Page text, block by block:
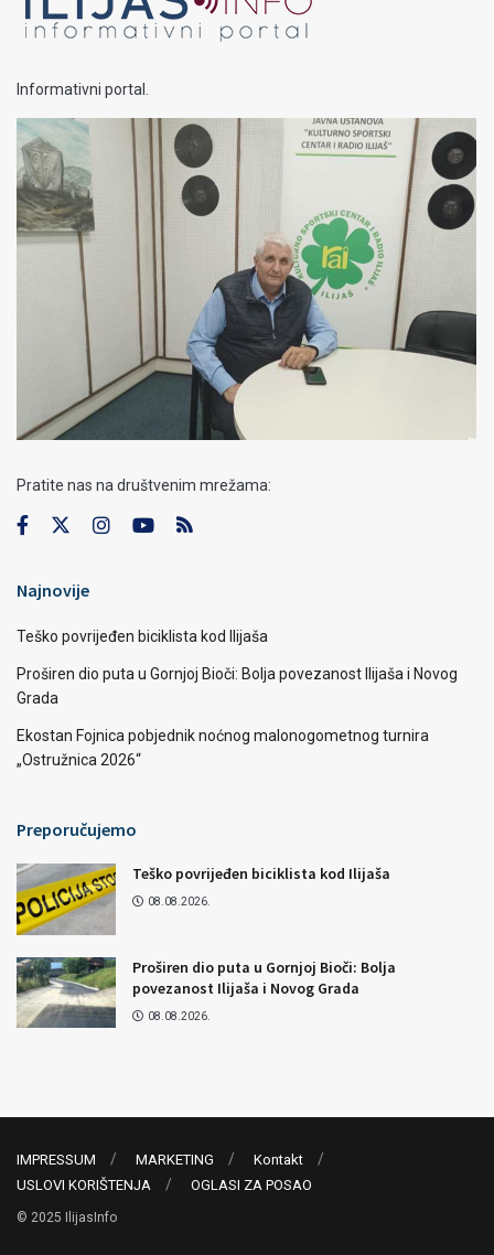
Informativni portal.
Pratite nas na društvenim mrežama:
Najnovije
Teško povrijeđen biciklista kod Ilijaša
Proširen dio puta u Gornjoj Bioči: Bolja povezanost Ilijaša i Novog
Grada
Ekostan Fojnica pobjednik noćnog malonogometnog turnira
„Ostružnica 2026“
Preporučujemo
Teško povrijeđen biciklista kod Ilijaša
08.08.2026.
Proširen dio puta u Gornjoj Bioči: Bolja
povezanost Ilijaša i Novog Grada
08.08.2026.
IMPRESSUM MARKETING
Kontakt
USLOVI KORIŠTENJA
OGLASI ZA POSAO
© 2025 IlijasInfo